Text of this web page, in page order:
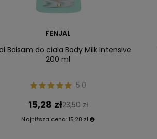
FENJAL
Balsam do ciala Body Milk Intensive
200 ml
5.0
15,28 zł23,50 zł
Najniższa cena: 15,28 zł